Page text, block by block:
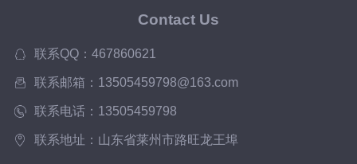
Contact Us
联系QQ：467860621
联系邮箱：13505459798@163.com
联系电话：13505459798
联系地址：山东省莱州市路旺龙王埠